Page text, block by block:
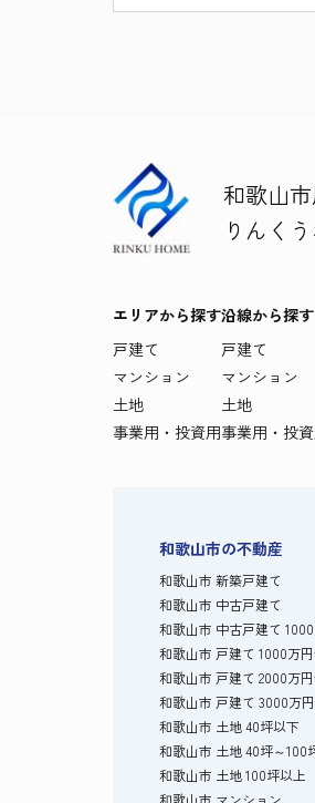
和歌山
りんく
エリアから探す
戸建て
マンション
土地
事業用・投資用
沿線から探す
戸建て
マンション
土地
事業用・投
和歌山市の不動産
和歌山市 新築戸建て
和歌山市 中古戸建て
和歌山市 中古戸建て
和歌山市 戸建て 1000万
和歌山市 戸建て 2000万
和歌山市 戸建て 3000万
和歌山市 土地 40坪以下
和歌山市 土地 40坪～100
和歌山市 土地 100坪以上
和歌山市 マンション